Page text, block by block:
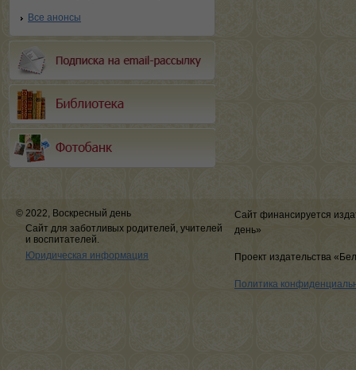
Все анонсы
© 2022, Воскресный день
Сайт для заботливых родителей, учителей
и воспитателей.
Юридическая информация
Сайт финансируется
день»
Проект издательства
Политика